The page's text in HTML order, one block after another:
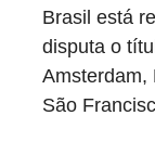
Brasil está
disputa o
Amsterdam,
São